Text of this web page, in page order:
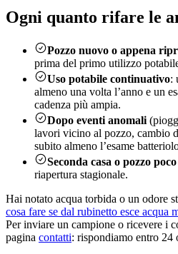
Ogni quanto rifare le
Pozzo nuovo o appena
prima del primo utilizzo
Uso potabile continuativo:
almeno una volta l’anno e un
cadenza più ampia.
Dopo eventi anomali
lavori vicino al pozzo, cambio
subito almeno l’esame
Seconda casa o pozzo
riapertura stagionale.
Hai notato acqua torbida o un odore
cosa fare se dal rubinetto esce acqua
Per inviare un campione o ricevere i
pagina contatti: rispondiamo entro 24